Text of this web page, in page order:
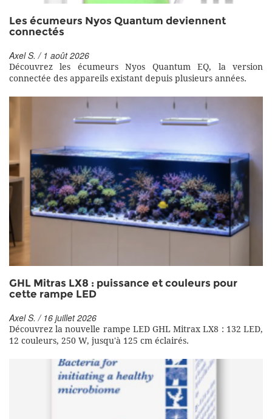
Les écumeurs Nyos Quantum deviennent
connectés
Axel S. / 1 août 2026
Découvrez les écumeurs Nyos Quantum EQ, la version
connectée des appareils existant depuis plusieurs années.
GHL Mitras LX8 : puissance et couleurs pour
cette rampe LED
Axel S. / 16 juillet 2026
Découvrez la nouvelle rampe LED GHL Mitrax LX8 : 132 LED,
12 couleurs, 250 W, jusqu'à 125 cm éclairés.